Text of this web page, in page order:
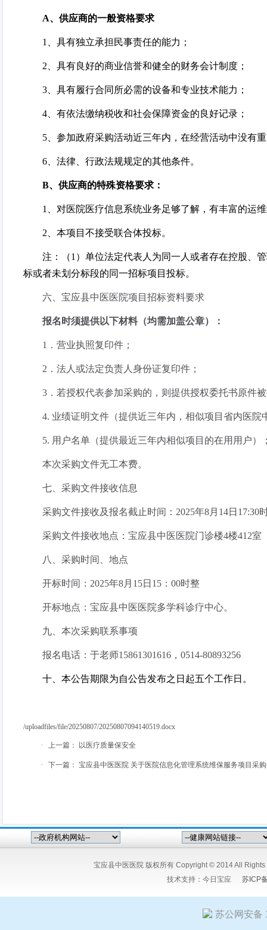
A、供应商的一般资格要求
1 、具有独立承担民事责任的能力；
2 、具有良好的商业信誉和健全的财务会计制度；
3 、具有履行合同所必需的设备和专业技术能力；
4 、有依法缴纳税收和社会保障资金的良好记录；
5 、参加政府采购活动近三年内，在经营活动中没有
6 、法律、行政法规规定的其他条件。
B、供应商的特殊资格要求：
1 、对医院医疗信息系统业务足够了解，有丰富的运
2 、本项目不接受联合体投标。
注：（1 ）单位法定代表人为同一人或者存在控股、
标或者未划分标段的同一招标项目投标。
六、 宝应县中医医院项目招标资料要求
报名时须提供以下材料（均需加盖公章）：
1 ．营业执照复印件；
2 ．法人或法定负责人身份证复印件；
3 ．若授权代表参加采购的，则提供授权委托书原件
4. 业绩证明文件（提供近三年内，相似项目省内医院
5. 用户名单（提供最近三年内相似项目的在用用户）
本次采购文件无工本费。
七、采购文件接收信息
采购文件接收及报名截止时间： 2025年8月 14日 17:30
采购文件接收地点：宝应县中医医院门诊楼4楼412室
八、采购时间、地点
开标时间： 2025年8月 15日 1 5 ： 00时整
开标地点：宝应县中医医院多学科诊疗中心。
九、本次采购联系事项
报名电话：于老师15861301616 ， 0514-80893256
十 、本公告期限为自公告发布之日起五个工作日。
/uploadfiles/file/20250807/20250807094140519.docx
· 上一篇： 以医疗质量保安全
· 下一篇： 宝应县中医医院 关于医院信息化管理系统维保服务项目采
宝应县中医医院 版权所有 Copyright © 2014 All
技术支持： 今日宝应 苏ICP
苏公网安备